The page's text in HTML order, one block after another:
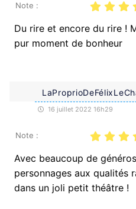
Note :
Du rire et encore du rire !
pur moment de bonheur
16 juillet 2022 16h29
Note :
Avec beaucoup de
personnages aux qualités
dans un joli petit théâtre !